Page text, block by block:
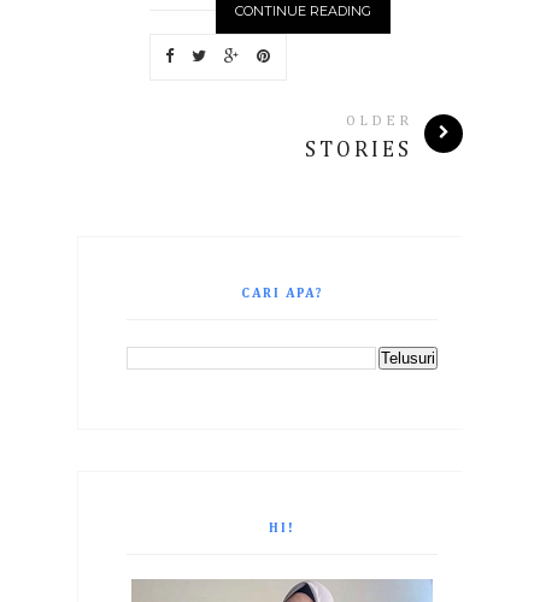
CONTINUE READING
OLDER
STORIES
CARI APA?
HI!